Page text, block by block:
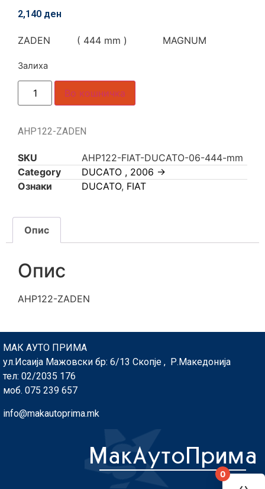
2,140 ден
ZADEN ( 444 mm ) MAGNUM
Залиха
Во кошничка
AHP122-ZADEN
SKU
AHP122-FIAT-DUCATO-06-444-mm
Category
DUCATO , 2006 ->
Ознаки
DUCATO, FIAT
Опис
Опис
AHP122-ZADEN
МАК АУТО ПРИМА
ул.Исаија Мажовски бр: 6/13 Скопје , Р.Македонија
тел: 02/2035 176
моб. 075 239 657
info@makautoprima.mk
0